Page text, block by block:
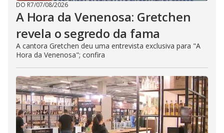
DO R7/07/08/2026
A Hora da Venenosa: Gretchen
revela o segredo da fama
A cantora Gretchen deu uma entrevista exclusiva para "A
Hora da Venenosa"; confira